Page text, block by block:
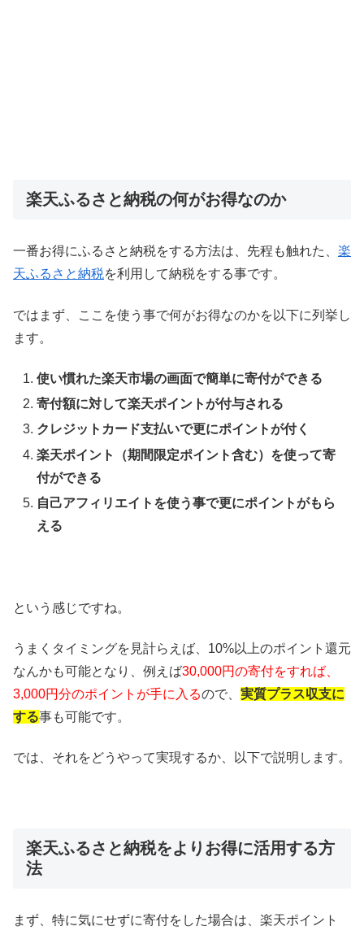
楽天ふるさと納税の何がお得なのか
一番お得にふるさと納税をする方法は、先程も触れた、 楽
天ふるさと納税を利用して納税をする事です。
ではまず、ここを使う事で何がお得なのかを以下に列挙し
ます。
使い慣れた楽天市場の画面で簡単に寄付ができる
寄付額に対して楽天ポイントが付与される
クレジットカード支払いで更にポイントが付く
楽天ポイント（期間限定ポイント含む）を使って寄
付ができる
自己アフィリエイトを使う事で更にポイントがもら
える
という感じですね。
うまくタイミングを見計らえば、10%以上のポイント還元
なんかも可能となり、例えば30,000円の寄付をすれば、
3,000円分のポイントが手に入るので、 実質プラス収支に
する事も可能です。
では、それをどうやって実現するか、以下で説明します。
楽天ふるさと納税をよりお得に活用する方
法
まず、特に気にせずに寄付をした場合は、楽天ポイント